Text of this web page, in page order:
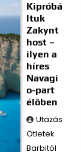
Kipróbá
ltuk
Zakynt
host –
ilyen a
híres
Navagi
o-part
élőben
Utazás
Ötletek
Barbitól